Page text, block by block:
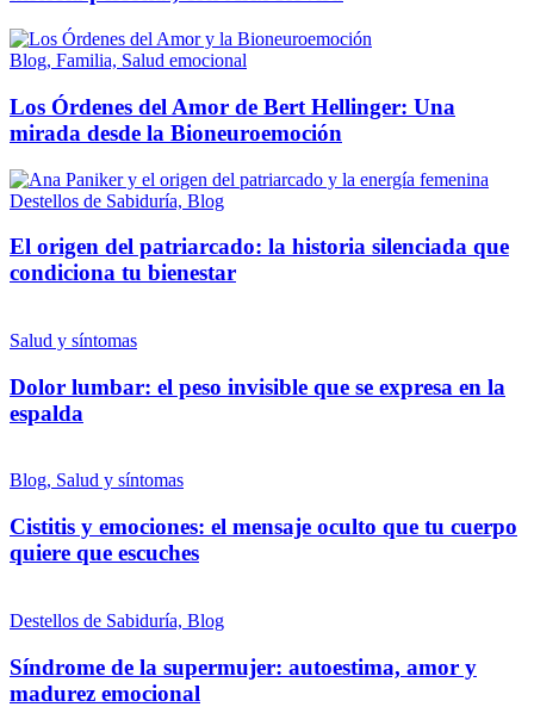
Blog, Familia, Salud emocional
Los Órdenes del Amor de Bert Hellinger: Una
mirada desde la Bioneuroemoción
Destellos de Sabiduría, Blog
El origen del patriarcado: la historia silenciada que
condiciona tu bienestar
Salud y síntomas
Dolor lumbar: el peso invisible que se expresa en la
espalda
Blog, Salud y síntomas
Cistitis y emociones: el mensaje oculto que tu cuerpo
quiere que escuches
Destellos de Sabiduría, Blog
Síndrome de la supermujer: autoestima, amor y
madurez emocional